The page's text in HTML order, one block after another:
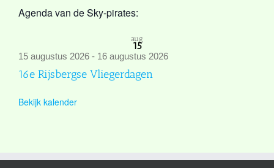
Agenda van de Sky-pirates:
aug
15
15 augustus 2026 - 16 augustus 2026
16e Rijsbergse Vliegerdagen
Bekijk kalender